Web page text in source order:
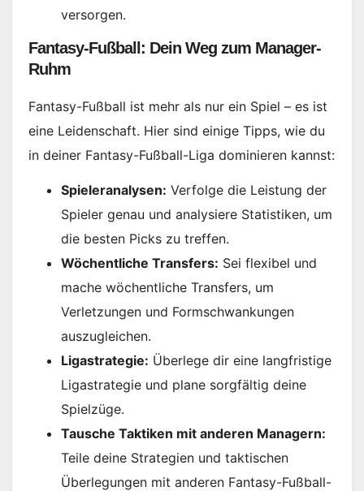
versorgen.
Fantasy-Fußball: Dein Weg zum Manager-
Ruhm
Fantasy-Fußball ist mehr als nur ein Spiel – es ist
eine Leidenschaft. Hier sind einige Tipps, wie du
in deiner Fantasy-Fußball-Liga dominieren kannst:
Spieleranalysen: Verfolge die Leistung der
Spieler genau und analysiere Statistiken, um
die besten Picks zu treffen.
Wöchentliche Transfers: Sei flexibel und
mache wöchentliche Transfers, um
Verletzungen und Formschwankungen
auszugleichen.
Ligastrategie: Überlege dir eine langfristige
Ligastrategie und plane sorgfältig deine
Spielzüge.
Tausche Taktiken mit anderen Managern:
Teile deine Strategien und taktischen
Überlegungen mit anderen Fantasy-Fußball-